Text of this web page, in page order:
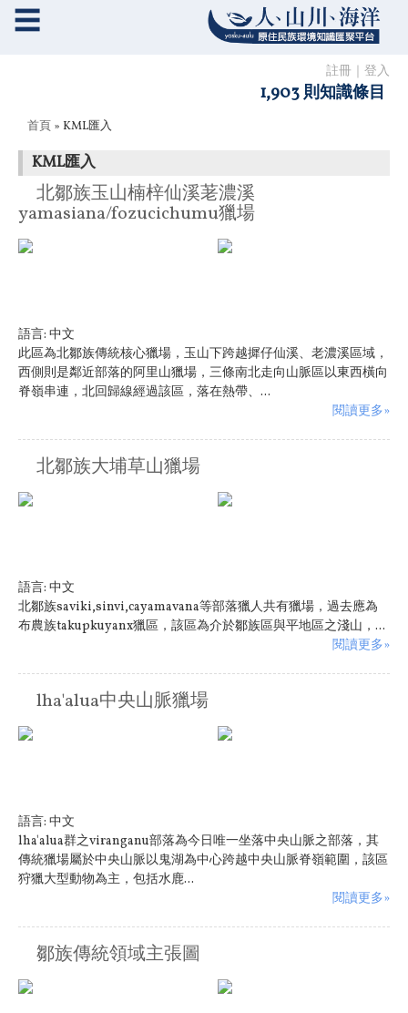
註冊 登入
1,903 則知識條目
☰
您在這裡
首頁 » KML匯入
KML匯入
北鄒族玉山楠梓仙溪荖濃溪
yamasiana/fozucichumu獵場
語言: 中文
此區為北鄒族傳統核心獵場，玉山下跨越摨仔仙溪、老濃溪區域，
西側則是鄰近部落的阿里山獵場，三條南北走向山脈區以東西橫向
脊嶺串連，北回歸線經過該區，落在熱帶、...
閱讀更多»
北鄒族大埔草山獵場
語言: 中文
北鄒族saviki,sinvi,cayamavana等部落獵人共有獵場，過去應為
布農族takupkuyanx獵區，該區為介於鄒族區與平地區之淺山，...
閱讀更多»
lha'alua中央山脈獵場
語言: 中文
lha'alua群之viranganu部落為今日唯一坐落中央山脈之部落，其
傳統獵場屬於中央山脈以鬼湖為中心跨越中央山脈脊嶺範圍，該區
狩獵大型動物為主，包括水鹿...
閱讀更多»
鄒族傳統領域主張圖